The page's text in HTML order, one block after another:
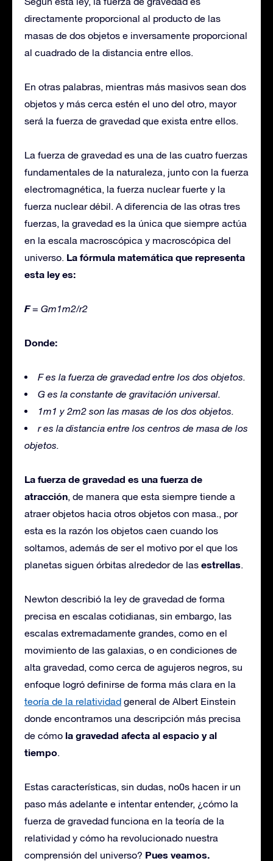
directamente proporcional al producto de las
masas de dos objetos e inversamente proporcional
al cuadrado de la distancia entre ellos.
En otras palabras, mientras más masivos sean dos
objetos y más cerca estén el uno del otro, mayor
será la fuerza de gravedad que exista entre ellos.
La fuerza de gravedad es una de las cuatro fuerzas
fundamentales de la naturaleza, junto con la fuerza
electromagnética, la fuerza nuclear fuerte y la
fuerza nuclear débil. A diferencia de las otras tres
fuerzas, la gravedad es la única que siempre actúa
en la escala macroscópica y macroscópica del
universo. La fórmula matemática que representa
esta ley es:
F= Gm1m2/r2
Donde:
F es la fuerza de gravedad entre los dos objetos.
G es la constante de gravitación universal.
1m1​ y 2m2​ son las masas de los dos objetos.
r es la distancia entre los centros de masa de los
objetos.
La fuerza de gravedad es una fuerza de
atracción, de manera que esta siempre tiende a
atraer objetos hacia otros objetos con masa., por
esta es la razón los objetos caen cuando los
soltamos, además de ser el motivo por el que los
planetas siguen órbitas alrededor de las estrellas.
Newton describió la ley de gravedad de forma
precisa en escalas cotidianas, sin embargo, las
escalas extremadamente grandes, como en el
movimiento de las galaxias, o en condiciones de
alta gravedad, como cerca de agujeros negros, su
enfoque logró definirse de forma más clara en la
teoría de la relatividad general de Albert Einstein
donde encontramos una descripción más precisa
de cómo la gravedad afecta al espacio y al
tiempo.
Estas características, sin dudas, no0s hacen ir un
paso más adelante e intentar entender, ¿cómo la
fuerza de gravedad funciona en la teoría de la
relatividad y cómo ha revolucionado nuestra
comprensión del universo? Pues veamos.